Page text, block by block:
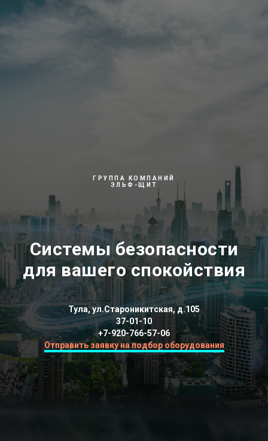
ГРУППА КОМПАНИЙ
ЭЛЬФ-ЩИТ
Системы безопасности
для вашего спокойствия
Тула, ул.Староникитская, д.105
37-01-10
+7-920-766-57-06
Отправить заявку на подбор оборудования